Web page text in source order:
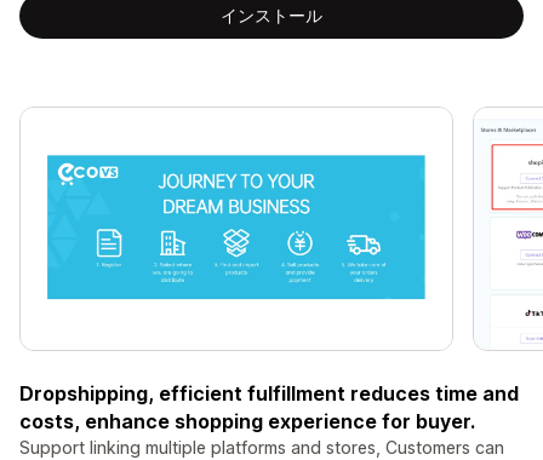
インストール
Dropshipping, efficient fulfillment reduces time and
costs, enhance shopping experience for buyer.
Support linking multiple platforms and stores, Customers can